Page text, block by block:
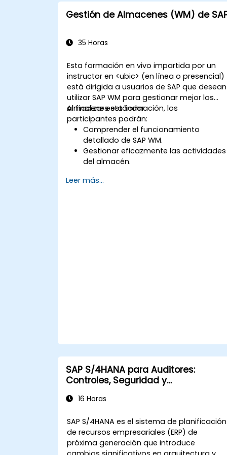
proveedores, clientes y materiales
dentro de SAP ERP.
en escenarios empresariales reales a
Prepararse para certificaciones y
especializaciones adicionales de SAP.
Gestión de Almacenes (WM) de
35 Horas
Esta formación en vivo impartida por un
instructor en <ubic> (en línea o presencial)
está dirigida a usuarios de SAP que desean
utilizar SAP WM para gestionar mejor los
almacenes estándar.
Al finalizar esta formación, los
participantes podrán:
Comprender el funcionamiento
detallado de SAP WM.
Gestionar eficazmente las actividades
del almacén.
optimizar su uso y gestión.
Leer más...
SAP S/4HANA para Auditores:
Controles, Seguridad y
16 Horas
SAP S/4HANA es el sistema de planificación
de recursos empresariales (ERP) de
próxima generación que introduce